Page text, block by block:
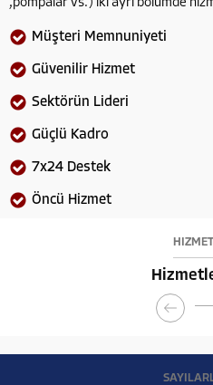
,pompalar vs.) iki ayrı bölümde
Müşteri Memnuniyeti
Güvenilir Hizmet
Sektörün Lideri
Güçlü Kadro
7x24 Destek
Öncü Hizmet